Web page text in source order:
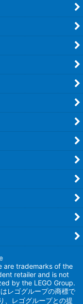
are trademarks of the
retailer and is not
by the LEGO Group.
レゴグループの商標で
、レゴグループとの提